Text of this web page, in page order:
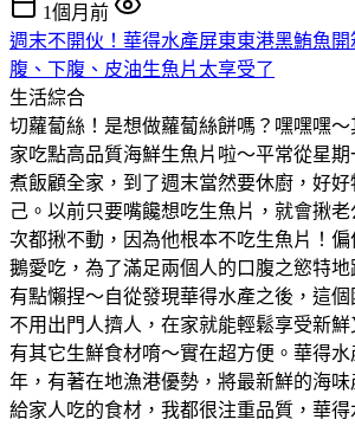
1個月前
週末不開伙！華得水產屏東東港黑鮪魚
腹、下腹、皮油生魚片太享受了
生活綜合
切蘿蔔絲！是想做蘿蔔絲餅嗎？嘿嘿嘿
家吃點高品質海鮮生魚片啦～平常從星
煮飯顧全家，到了週末當然要休廚，好
己。以前只要嘴饞想吃生魚片，就會揪
次都揪不動，因為他根本不吃生魚片！
鵝愛吃，為了滿足兩個人的口腹之慾特
有點懶捏～自從發現華得水產之後，這個
不用出門人擠人，在家就能輕鬆享受新
有其它生鮮食材唷～實在超方便。華得
年，有著在地漁港優勢，將最新鮮的海味
給家人吃的食材，我都很注重品質，華